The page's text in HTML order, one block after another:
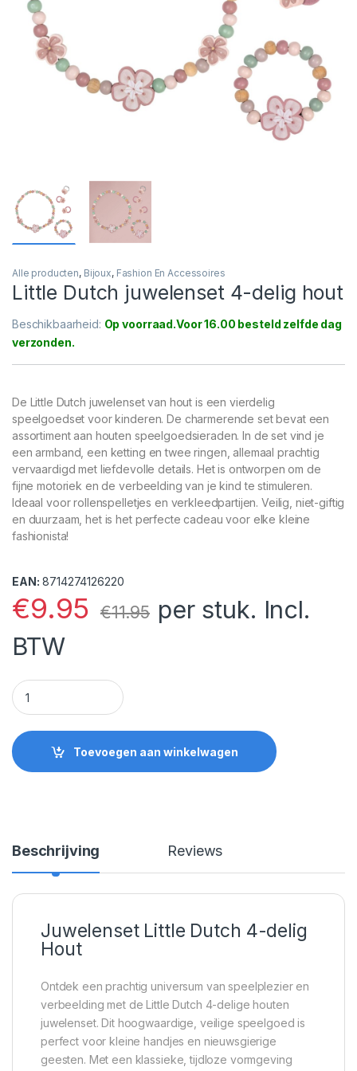
Alle producten, Bijoux, Fashion En Accessoires
Little Dutch juwelenset 4-delig hout
Beschikbaarheid: Op voorraad
De Little Dutch juwelenset van hout is een vierdelig
speelgoedset voor kinderen. De charmerende set bevat een
assortiment aan houten speelgoedsieraden. In de set vind je
een armband, een ketting en twee ringen, allemaal prachtig
vervaardigd met liefdevolle details. Het is ontworpen om de
fijne motoriek en de verbeelding van je kind te stimuleren.
Ideaal voor rollenspelletjes en verkleedpartijen. Veilig, niet-giftig
en duurzaam, het is het perfecte cadeau voor elke kleine
fashionista!
EAN: 8714274126220
€9.95 €11.95 per stuk. Incl.
BTW
Little Dutch juwelenset 4-delig hout quantity
Toevoegen aan winkelwagen
Beschrijving Reviews
Juwelenset Little Dutch 4-delig
Hout
Ontdek een prachtig universum van speelplezier en
verbeelding met de Little Dutch 4-delige houten
juwelenset. Dit hoogwaardige, veilige speelgoed is
perfect voor kleine handjes en nieuwsgierige
geesten. Met een klassieke, tijdloze vormgeving